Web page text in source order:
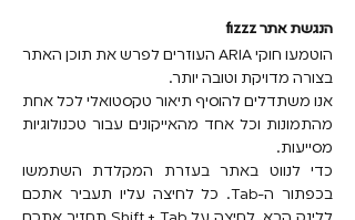
הוטמעו חוקי ARIA העוזרים לפרש את תוכן האתר
בצורה מדויקת וטובה יותר.
אנו משתדלים להוסיף תיאור טקסטואלי לכל אחת
מהתמונות וכל אחד מהאייקונים עבור טכנולוגיות
מסייעות.
כדי לנווט באתר בעזרת המקלדת השתמשו
בכפתור ה-Tab. כל לחיצה עליו תעביר אתכם
הנגשת אתר fizzz